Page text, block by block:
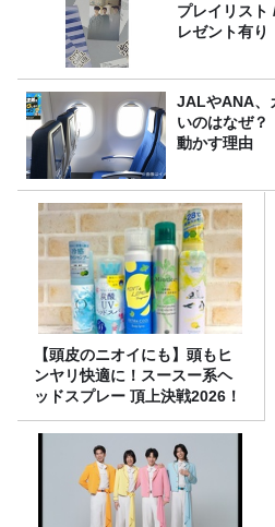
プレイリスト
レゼント有り
JALやANA、
いのはなぜ？
動かす理由
【頭皮のニオイにも】頭もヒ
ンヤリ快適に！スースー系ヘ
ッドスプレー 頂上決戦2026！